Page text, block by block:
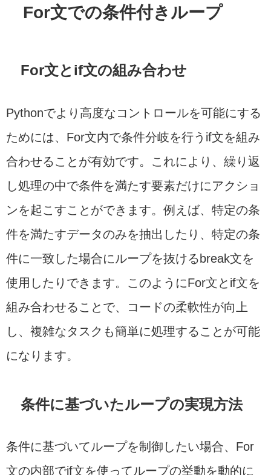
For文での条件付きループ
For文とif文の組み合わせ
Pythonでより高度なコントロールを可能にする
ためには、For文内で条件分岐を行うif文を組み
合わせることが有効です。これにより、繰り返
し処理の中で条件を満たす要素だけにアクショ
ンを起こすことができます。例えば、特定の条
件を満たすデータのみを抽出したり、特定の条
件に一致した場合にループを抜けるbreak文を
使用したりできます。このようにFor文とif文を
組み合わせることで、コードの柔軟性が向上
し、複雑なタスクも簡単に処理することが可能
になります。
条件に基づいたループの実現方法
条件に基づいてループを制御したい場合、For
文の内部でif文を使ってループの挙動を動的に